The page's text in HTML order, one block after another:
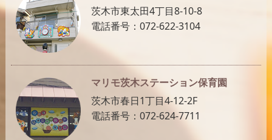
茨木市東太田4丁目8-10-8
電話番号：072-622-3104
マリモ茨木ステーション保育園
茨木市春日1丁目4-12-2F
電話番号：072-624-7711